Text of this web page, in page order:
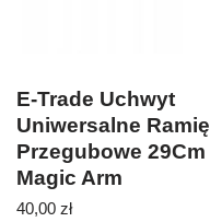
E-Trade Uchwyt
Uniwersalne Ramię
Przegubowe 29Cm
Magic Arm
40,00 zł